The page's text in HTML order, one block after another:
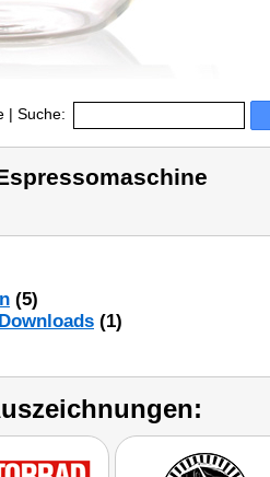
| Suche:
(5)
(1)